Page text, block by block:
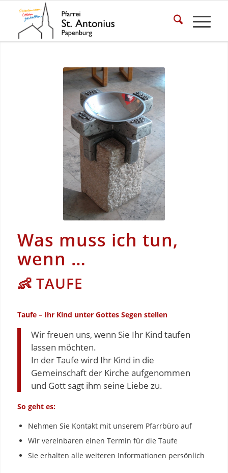
Was muss ich tun,
wenn …
👶 TAUFE
Taufe – Ihr Kind unter Gottes Segen stellen
Wir freuen uns, wenn Sie Ihr Kind taufen
lassen möchten.
In der Taufe wird Ihr Kind in die
Gemeinschaft der Kirche aufgenommen
und Gott sagt ihm seine Liebe zu.
So geht es:
Nehmen Sie Kontakt mit unserem Pfarrbüro auf
Wir vereinbaren einen Termin für die Taufe
Sie erhalten alle weiteren Informationen persönlich